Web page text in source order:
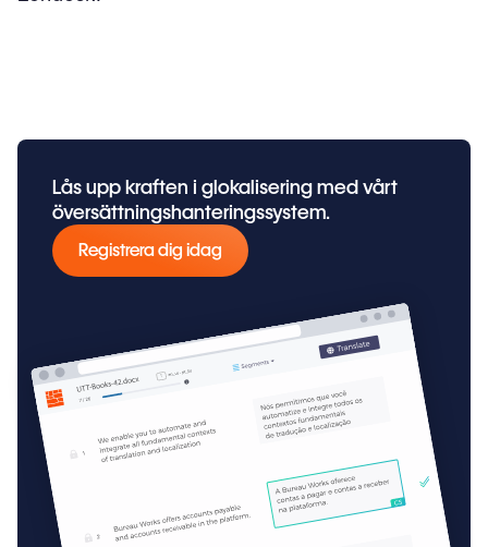
Lås upp kraften i glokalisering med vårt
översättningshanteringssystem.
Registrera dig idag